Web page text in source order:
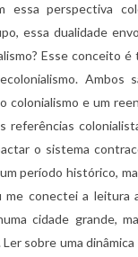
essa perspectiva
essa dualidade
Esse conceito
colonialismo e um
referências
o sistema
período histórico,
conectei a leitura
cidade grande,
sobre uma